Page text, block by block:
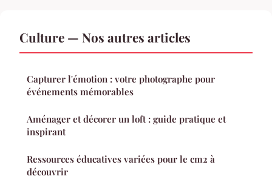
Culture — Nos autres articles
Capturer l'émotion : votre photographe pour
événements mémorables
Aménager et décorer un loft : guide pratique et
inspirant
Ressources éducatives variées pour le cm2 à
découvrir